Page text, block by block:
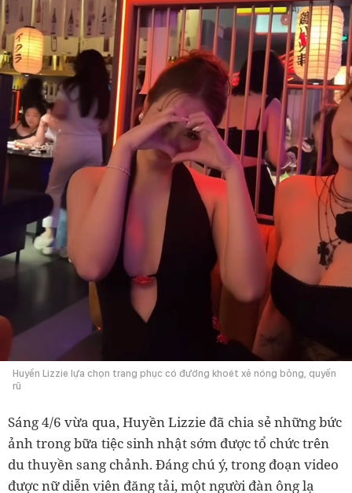
Huyền Lizzie lựa chọn trang phục có đường khoét xẻ nóng bỏng, quyến
rũ
Sáng 4/6 vừa qua, Huyền Lizzie đã chia sẻ những bức
ảnh trong bữa tiệc sinh nhật sớm được tổ chức trên
du thuyền sang chảnh. Đáng chú ý, trong đoạn video
được nữ diễn viên đăng tải, một người đàn ông lạ